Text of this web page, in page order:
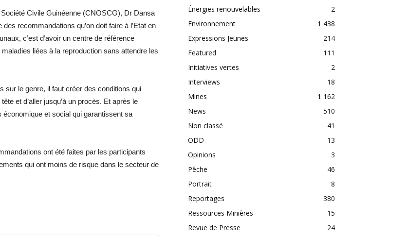
Civile Guinéenne (CNOSCG), Dr Dansa
recommandations qu’on doit faire à l’Etat en
c’est d’avoir un centre de référence
liées à la reproduction sans attendre les
sur le genre, il faut créer des conditions qui
et d’aller jusqu’à un procès. Et après le
économique et social qui garantissent sa
ont été faites par les participants
qui ont moins de risque dans le secteur de
Énergies renouvelables
2
Environnement
1 438
Expressions Jeunes
214
Featured
111
Initiatives vertes
2
Interviews
18
Mines
1 162
News
510
Non classé
41
ODD
13
Opinions
3
Pêche
46
Portrait
8
Reportages
380
Ressources Minières
15
Revue de Presse
24